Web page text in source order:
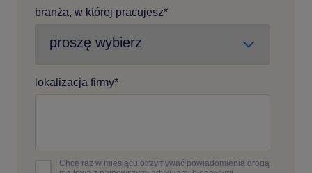
branża, w której pracujesz*
lokalizacja firmy*
Chcę raz w miesiącu otrzymywać powiadomienia drogą